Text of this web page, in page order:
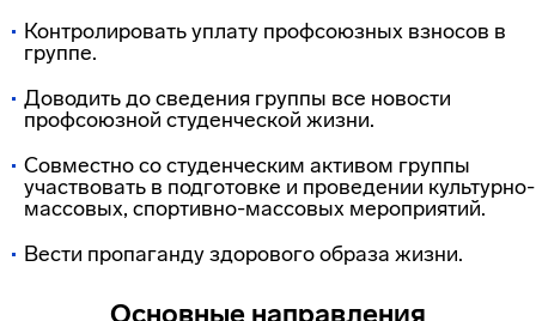
Контролировать уплату профсоюзных взносов в
группе.
Доводить до сведения группы все новости
профсоюзной студенческой жизни.
Совместно со студенческим активом группы
участвовать в подготовке и проведении культурно-
массовых, спортивно-массовых мероприятий.
Вести пропаганду здорового образа жизни.
Основные направления